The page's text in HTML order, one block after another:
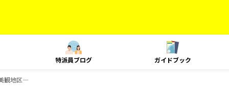
特派員ブログ ガイドブック
観地区―